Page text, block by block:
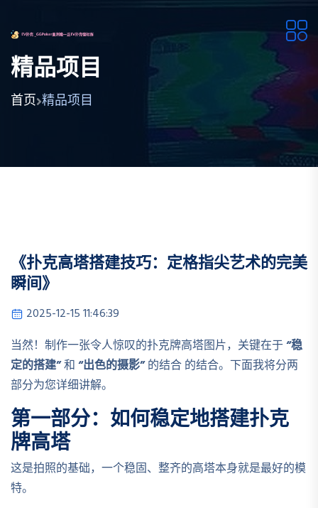
精品项目
首页 精品项目
《扑克高塔搭建技巧：定格指尖艺术的完美
瞬间》
2025-12-15 11:46:39
当然！制作一张令人惊叹的扑克牌高塔图片，关键在于“稳
定的搭建”和“出色的摄影”的结合 的结合。下面我将分两
部分为您详细讲解。
第一部分：如何稳定地搭建扑克
牌高塔
这是拍照的基础，一个稳固、整齐的高塔本身就是最好的模
特。